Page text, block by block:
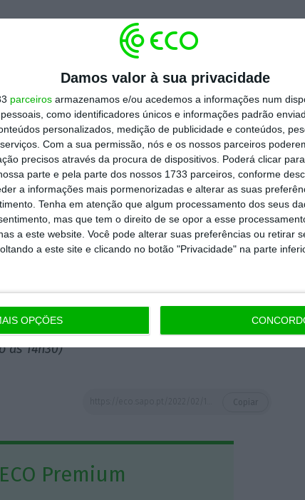
Damos valor à sua privacidade
parceiros armazenamos e/ou acedemos a informações num
como identificadores únicos e informações padrão
personalizados, medição de publicidade e conteúdos,
Com a sua permissão, nós e os nossos parceiros
precisos através da procura de dispositivos. Poderá clicar
parte e pela parte dos nossos 1733 parceiros, conforme
a informações mais pormenorizadas e alterar as suas
Tenha em atenção que algum processamento dos seus
mas que tem o direito de se opor a esse
a este website. Você pode alterar suas preferências ou retirar
a este site e clicando no botão "Privacidade" na parte
OPÇÕES
que
há ainda uma “oportunidade” de
diplomáticos
, numa altura em que os
possam escalar para um conflito armado.
com os nossos parceiros sobre
de nos arrastar para negociações
Vladimir Putin, numa pergunta dirigida ao
Sergei Lavrov.
Estrangeiros, devo dizer que há
russo, num encontro com Putin.As
(mas) não devem durar
que Moscovo está “pronto para ouvir
às 14h30)
Premium